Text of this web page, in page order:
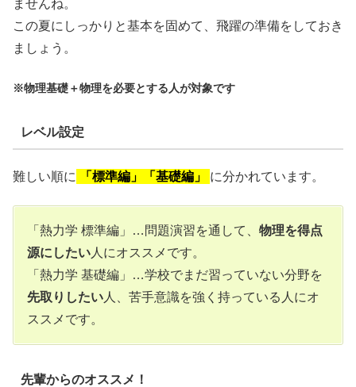
ませんね。
この夏にしっかりと基本を固めて、飛躍の準備をしておき
ましょう。
※物理基礎＋物理を必要とする人が対象です
レベル設定
難しい順に 「標準編」「基礎編」 に分かれています。
「熱力学 標準編」…問題演習を通して、 物理を得点
源にしたい 人にオススメです。
「熱力学 基礎編」…学校でまだ習っていない分野を
先取りしたい 人、苦手意識を強く持っている人にオ
ススメです。
先輩からのオススメ！